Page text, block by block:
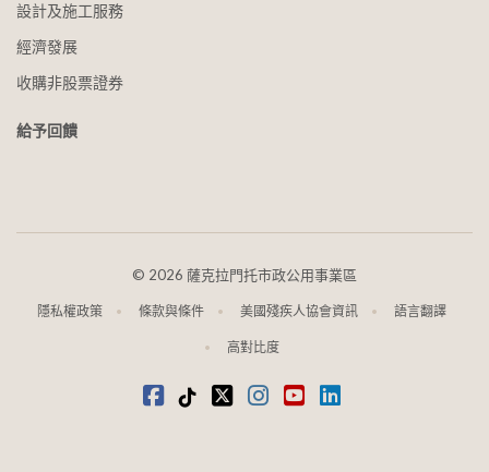
設計及施工服務
經濟發展
收購非股票證券
給予回饋
© 2026 薩克拉門托市政公用事業區
隱私權政策 條款與條件 美國殘疾人協會資訊 語言翻譯
高對比度
Facebook
蒂克托克
推特Instagram
youtube
領英